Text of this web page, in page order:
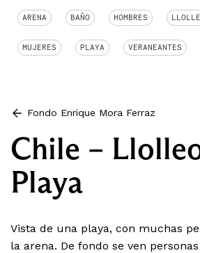
ARENA BAÑO HOMBRES
MUJERES PLAYA VERANEANTES
Fondo Enrique Mora Ferraz
Chile –
Playa
Vista de una playa, con muchas
la arena. De fondo se ven